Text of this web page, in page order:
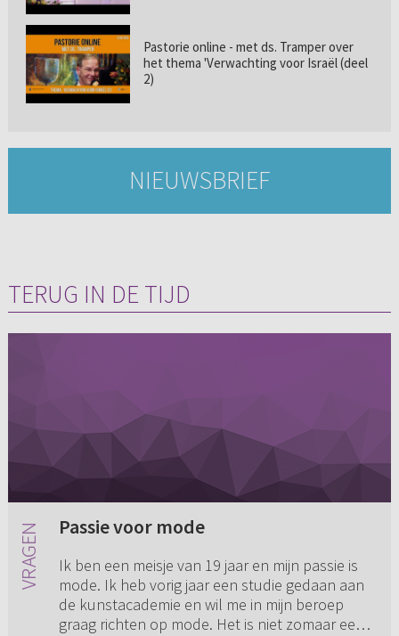
Pastorie online - met ds. Tramper over
het thema 'Verwachting voor Israël (deel
2)
NIEUWSBRIEF
TERUG IN DE TIJD
Passie voor mode
Ik ben een meisje van 19 jaar en mijn passie is
mode. Ik heb vorig jaar een studie gedaan aan
de kunstacademie en wil me in mijn beroep
graag richten op mode. Het is niet zomaar een